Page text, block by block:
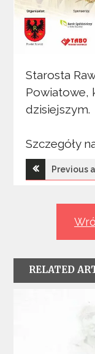
Starosta
Powiatowe,
dzisiejszym.
Szczegóły
Previous
RELATED